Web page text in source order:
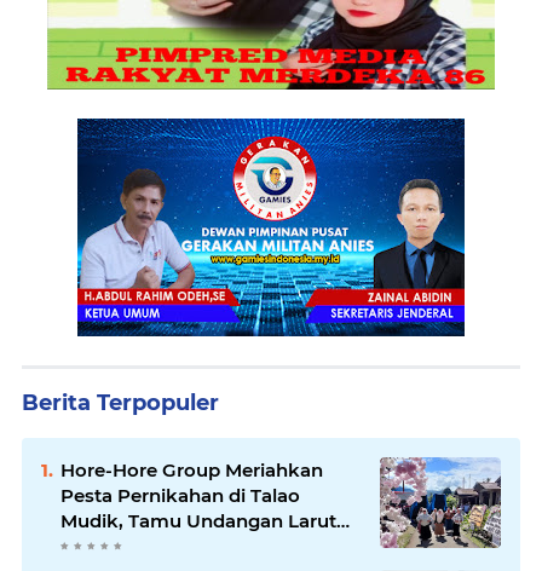
Berita Terpopuler
Hore-Hore Group Meriahkan
Pesta Pernikahan di Talao
Mudik, Tamu Undangan Larut
dalam Suasana Penuh